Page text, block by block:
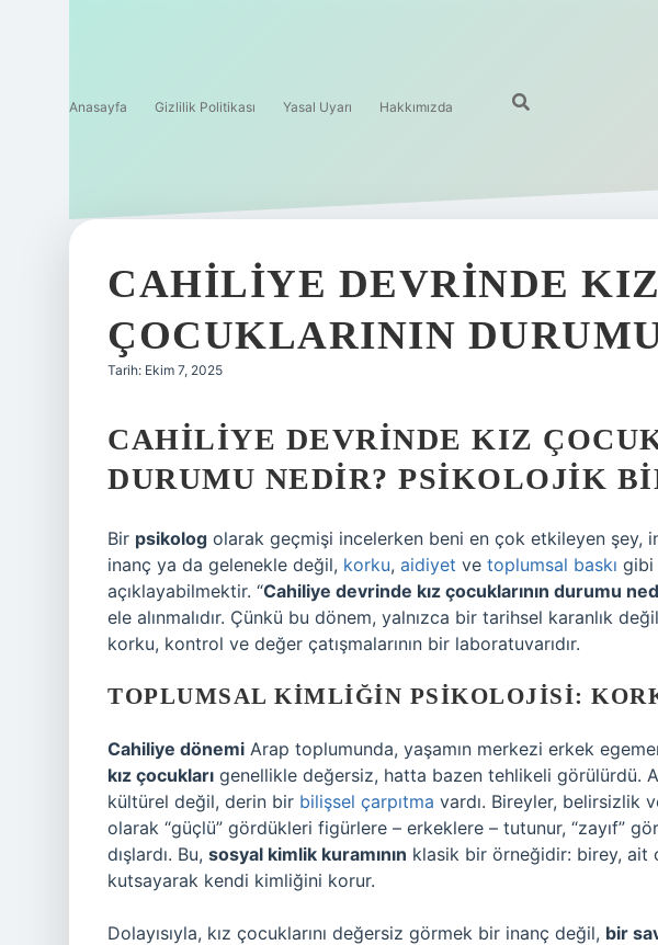
Anasayfa Gizlilik Politikası Yasal Uyarı Hakkımızda
CAHILIYE DEVRINDE KIZ
ÇOCUKLARININ
Tarih: Ekim 7, 2025
CAHILIYE DEVRINDE KIZ
DURUMU NEDIR? PSIKOLOJIK
Bir psikolog olarak geçmişi incelerken beni en çok etkileyen şey,
inanç ya da gelenekle değil, korku, aidiyet ve toplumsal baskı gibi
açıklayabilmektir. “Cahiliye devrinde kız çocuklarının durumu
ele alınmalıdır. Çünkü bu dönem, yalnızca bir tarihsel karanlık
korku, kontrol ve değer çatışmalarının bir laboratuvarıdır.
TOPLUMSAL KIMLIĞIN PSIKOLOJISI:
Cahiliye dönemi Arap toplumunda, yaşamın merkezi erkek
kız çocukları genellikle değersiz, hatta bazen tehlikeli görülürdü.
kültürel değil, derin bir bilişsel çarpıtma vardı. Bireyler, belirsizlik
olarak “güçlü” gördükleri figürlere – erkeklere – tutunur, “zayıf”
dışlardı. Bu, sosyal kimlik kuramının klasik bir örneğidir: birey, ait
kutsayarak kendi kimliğini korur.
Dolayısıyla, kız çocuklarını değersiz görmek bir inanç değil, bir